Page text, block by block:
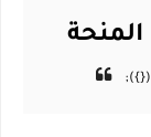
المنحة